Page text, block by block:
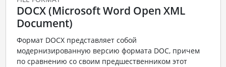
DOCX (Microsoft Word Open XML
Document)
Формат DOCX представляет собой
модернизированную версию формата DOC, причем
по сравнению со своим предшественником этот